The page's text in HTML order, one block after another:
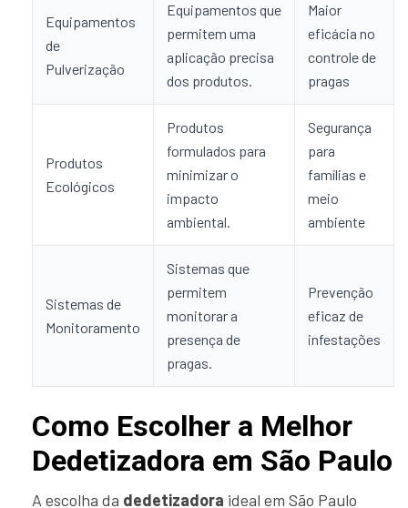
Equipamentos
de
Pulverização
Equipamentos que
permitem uma
aplicação precisa
dos produtos.
Maior
eficácia no
controle de
pragas
Produtos
Ecológicos
Produtos
formulados para
minimizar o
impacto
ambiental.
Segurança
para
famílias e
meio
ambiente
Sistemas de
Monitoramento
Sistemas que
permitem
monitorar a
presença de
pragas.
Prevenção
eficaz de
infestações
Como Escolher a Melhor
Dedetizadora em São Paulo
A escolha da dedetizadora ideal em São Paulo